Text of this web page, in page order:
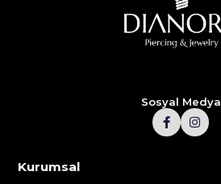
Sosyal Medya
Kurumsal